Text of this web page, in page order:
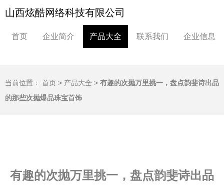
山西炫酷网络科技有限公司
首页 企业简介 产品大全 联系我们 企业信息
当前位置： 首页 > 产品大全 > 有趣的次抛万里挑一，盘点韵斐诗出品
的那些次抛爆品珠宝首饰
有趣的次抛万里挑一，盘点韵斐诗出品